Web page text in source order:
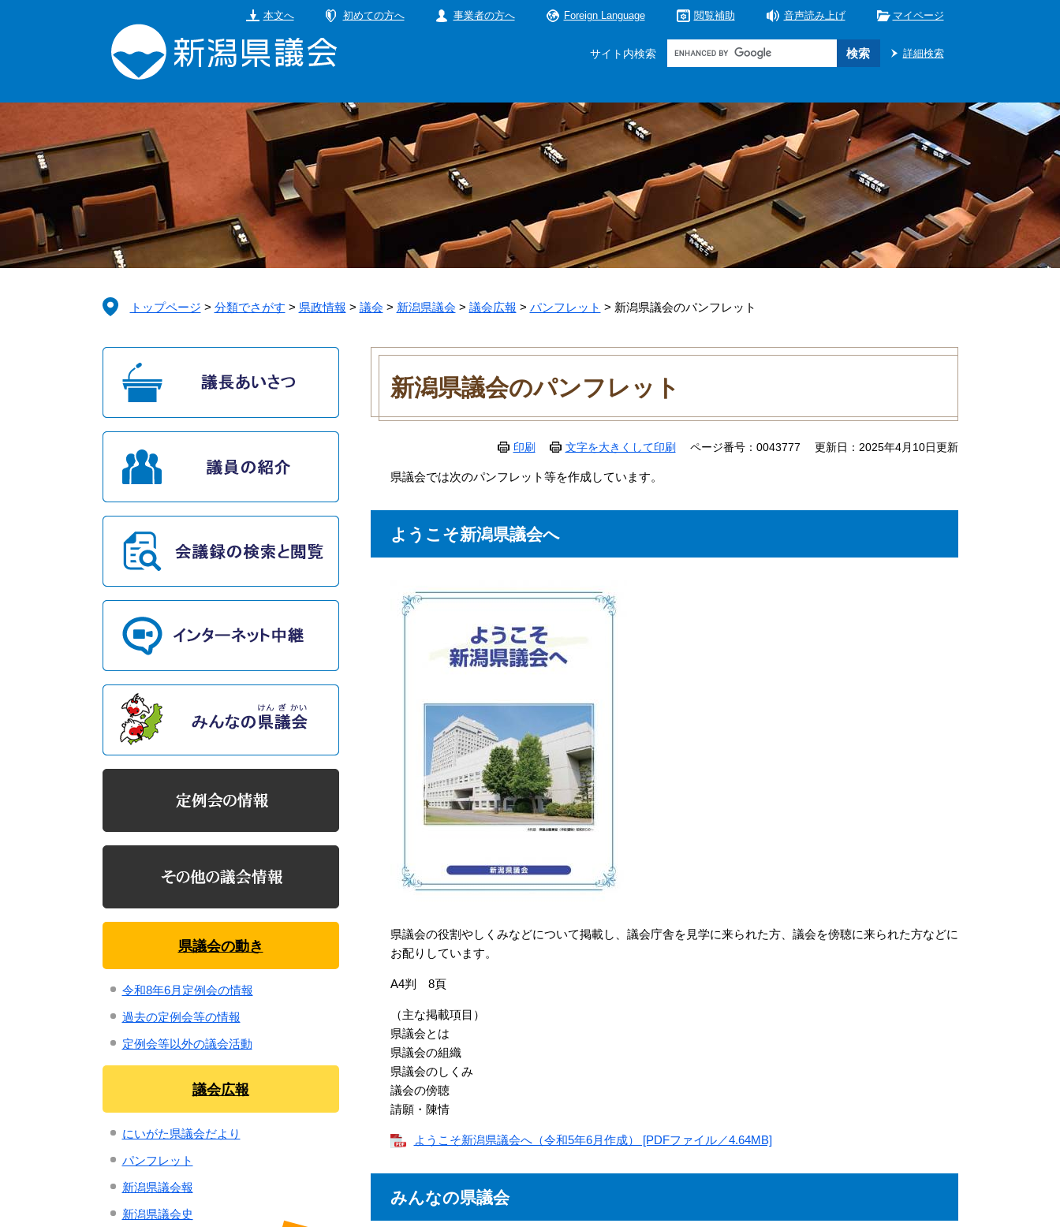
頭
飛
て
へ
本文へ 初めての方へ 事業者の方へ Foreign Language 閲覧補助 音声読み上げ マイページ
サイト内検索
Google
ム
索
詳細検索
トップページ > 分類でさがす > 県政情報 > 議会 > 新潟県議会 > 議会広報 > パンフレット > 新潟県議会のパンフレット
本
新潟県議会のパンフレット
印刷 文字を大きくして印刷 ページ番号：0043777 更新日：2025年4月10日更新
県議会では次のパンフレット等を作成しています。
ようこそ新潟県議会へ
県議会の役割やしくみなどについて掲載し、議会庁舎を見学に来られた方、議会を傍聴に来られた方などに
お配りしています。
A4判 8頁
（主な掲載項目）
県議会とは
県議会の組織
県議会のしくみ
議会の傍聴
請願・陳情
ようこそ新潟県議会へ（令和5年6月作成） [PDFファイル／4.64MB]
みんなの県議会
県議会の動き
令和8年6月定例会の情報
過去の定例会等の情報
定例会等以外の議会活動
議会広報
にいがた県議会だより
パンフレット
新潟県議会報
新潟県議会史